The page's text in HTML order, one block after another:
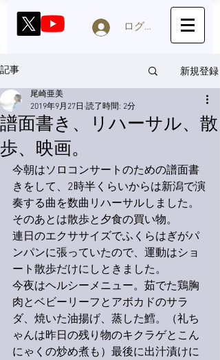
ログイン
記事 新規登録
譜面書き、リハーサル、散
歩、映画。
尾崎亜美
2019年9月27日 読了時間: 2分
今朝はソロコンサートのための譜面書
きをして、2時半くらいからは新潟で演
奏する曲を数曲リハーサルしました。
そのあとは散歩と夕食の買い物。
連日のエクササイズでふくらはぎがパ
ンパンに張っていたので、運動はショ
ート散歩だけにしときました。
今夜はヘルシーメニュー。茹でた鶏胸
肉とベビーリーフとアボカドのサラ
ダ、焼いた油揚げ、蒸した鱈。（礼ち
ゃんは昨日の残り物のキクラゲとこん
にゃくの炒め煮も）最後に出汁漬けに